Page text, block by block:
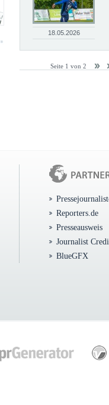
18.05.2026
Seite 1 von 2
Reporters.de
Presseausweis
Journalist
BlueGFX